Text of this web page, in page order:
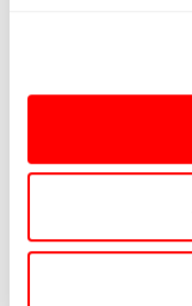
Parametrierung